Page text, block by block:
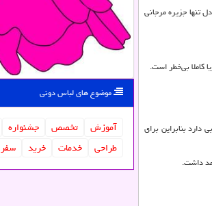
تنها جزیره مرجانی
کاملا بی‌خطر است.
بنابراین برای
داشت.
موضوع های لباس دونی
آموزش تخصص جشنواره
طراحی
خدمات خرید سفر